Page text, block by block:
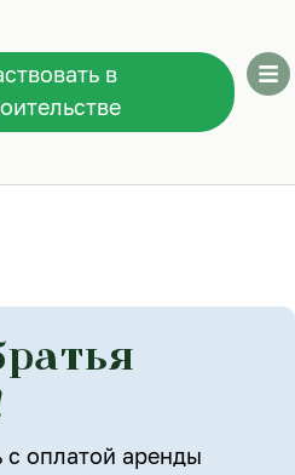
в
оплатой аренды